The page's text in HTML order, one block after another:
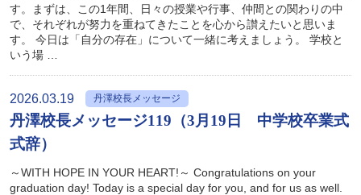
す。まずは、この1年間、日々の授業や行事、仲間との関わりの中
で、それぞれが努力を重ねてきたことを心から讃えたいと思いま
す。 今日は「自分の存在」について一緒に考えましょう。 学校と
いう場 …
2026.03.19 丹澤校長メッセージ
丹澤校長メッセージ119（3月19日 中学校卒業式
式辞）
～WITH HOPE IN YOUR HEART!～ Congratulations on your
graduation day! Today is a special day for you, and for us as well.